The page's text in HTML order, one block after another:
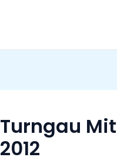
Turngau
2012